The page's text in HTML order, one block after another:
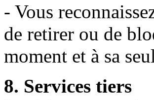
- Vous
de retirer ou de
moment et à sa
8. Services tiers